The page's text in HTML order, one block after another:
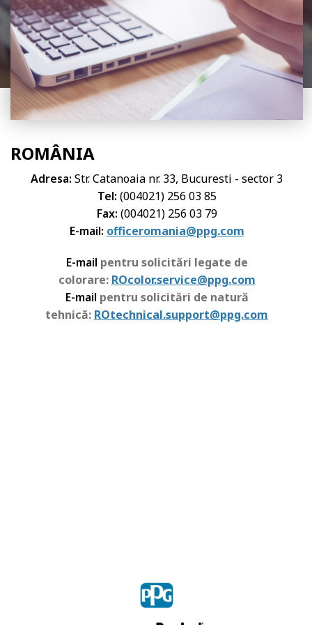
DANKE
ROMÂNIA
Adresa: Str. Catanoaia nr. 33, Bucuresti - sector 3
Tel: (004021) 256 03 85
Fax: (004021) 256 03 79
E-mail: officeromania@ppg.com
E-mail pentru solicitări legate de
colorare: ROcolor.service@ppg.com
E-mail pentru solicitări de natură
tehnică: ROtechnical.support@ppg.com